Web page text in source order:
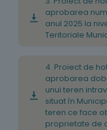
aprobarea
anul 2025 la
Teritoriale
4. Proiect de
aprobarea
unui teren
situat în
teren ce face
proprietate de